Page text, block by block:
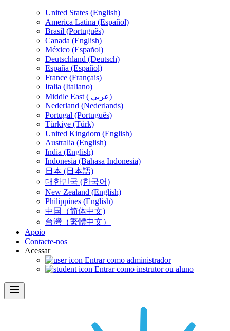
United States (English)
America Latina (Español)
Brasil (Português)
Canada (English)
México (Español)
Deutschland (Deutsch)
España (Español)
France (Français)
Italia (Italiano)
Middle East ( عربي)
Nederland (Nederlands)
Portugal (Português)
Türkiye (Türk)
United Kingdom (English)
Australia (English)
India (English)
Indonesia (Bahasa Indonesia)
日本 (日本語)
대한민국 (한국어)
New Zealand (English)
Philippines (English)
中国（简体中文)
台灣（繁體中文）
Apoio
Contacte-nos
Acessar
Entrar como administrador
Entrar como instrutor ou aluno
menu